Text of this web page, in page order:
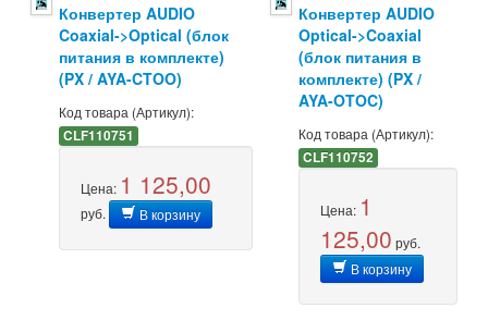
Конвертер AUDIO
Coaxial->Optical (блок
питания в комплекте)
(PX / AYA-CTOO)
Код товара (Артикул):
CLF110751
Цена: 1 125,00
руб. В корзину
Конвертер AUDIO
Optical->Coaxial
(блок питания в
комплекте) (PX /
AYA-OTOC)
Код товара (Артикул):
CLF110752
Цена: 1
125,00 руб.
В корзину